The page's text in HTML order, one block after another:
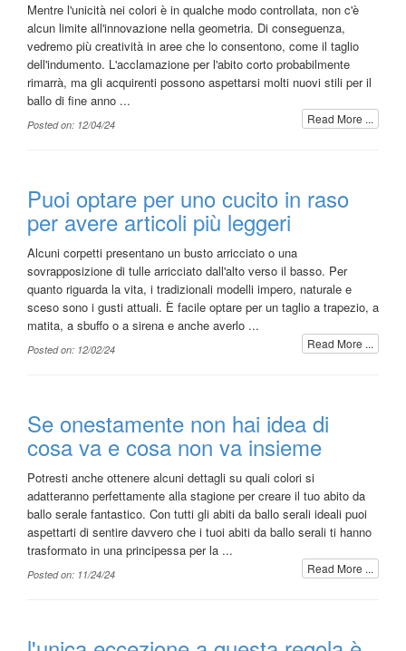
Mentre l'unicità nei colori è in qualche modo controllata, non c'è
alcun limite all'innovazione nella geometria. Di conseguenza,
vedremo più creatività in aree che lo consentono, come il taglio
dell'indumento. L'acclamazione per l'abito corto probabilmente
rimarrà, ma gli acquirenti possono aspettarsi molti nuovi stili per il
ballo di fine anno ...
Read More ...
Posted on: 12/04/24
Puoi optare per uno cucito in raso
per avere articoli più leggeri
Alcuni corpetti presentano un busto arricciato o una
sovrapposizione di tulle arricciato dall'alto verso il basso. Per
quanto riguarda la vita, i tradizionali modelli impero, naturale e
sceso sono i gusti attuali. È facile optare per un taglio a trapezio, a
matita, a sbuffo o a sirena e anche averlo ...
Read More ...
Posted on: 12/02/24
Se onestamente non hai idea di
cosa va e cosa non va insieme
Potresti anche ottenere alcuni dettagli su quali colori si
adatteranno perfettamente alla stagione per creare il tuo abito da
ballo serale fantastico. Con tutti gli abiti da ballo serali ideali puoi
aspettarti di sentire davvero che i tuoi abiti da ballo serali ti hanno
trasformato in una principessa per la ...
Read More ...
Posted on: 11/24/24